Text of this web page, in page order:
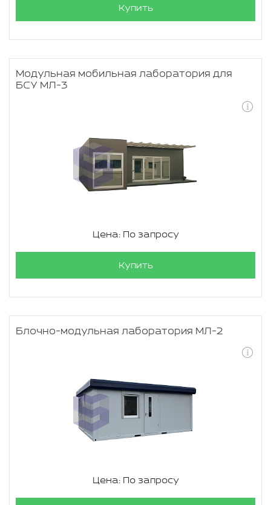
Купить
Модульная мобильная лаборатория для
БСУ МЛ-3
Цена: По запросу
Купить
Блочно-модульная лаборатория МЛ-2
Цена: По запросу